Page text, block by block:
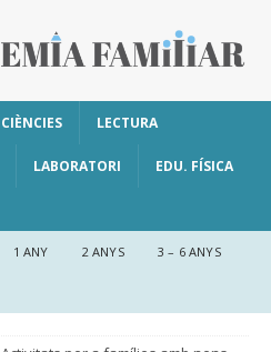
CIÈNCIES LECTURA
LABORATORI EDU. FÍSICA
1 ANY 2 ANYS 3 – 6 ANYS